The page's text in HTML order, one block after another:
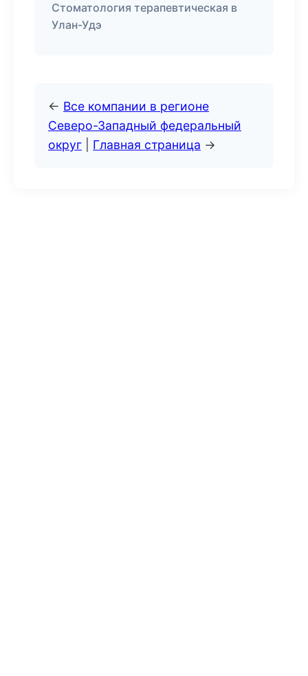
Стоматология терапевтическая в
Улан-Удэ
← Все компании в регионе
Северо-Западный федеральный
округ
Главная страница →